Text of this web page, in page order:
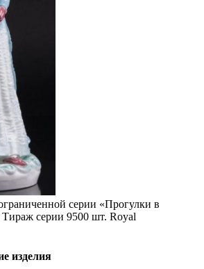
серии «Прогулки в
серии 9500 шт. Royal
изделия